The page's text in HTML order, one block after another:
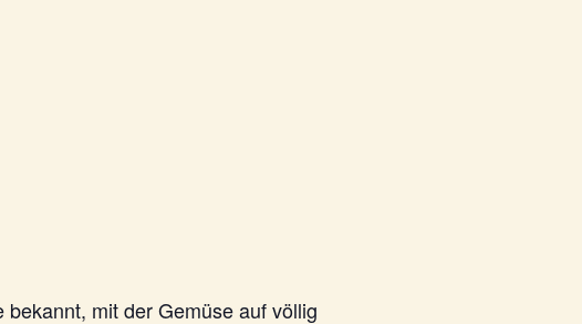
mit der Gemüse auf völlig